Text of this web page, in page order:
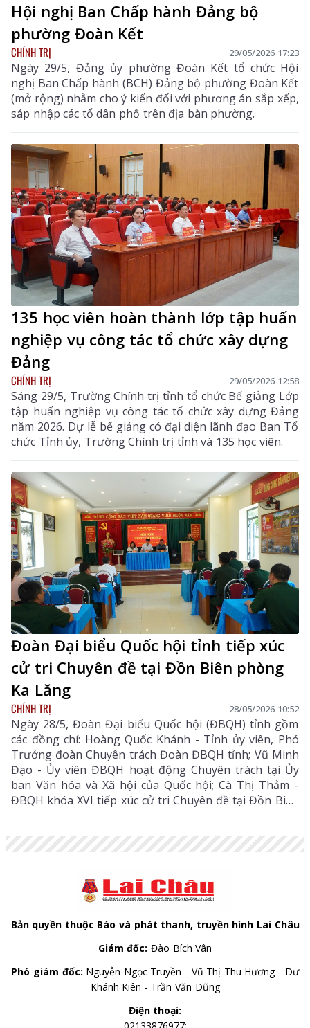
Hội nghị Ban Chấp hành Đảng bộ
phường Đoàn Kết
CHÍNH TRỊ 29/05/2026 17:23
Ngày 29/5, Đảng ủy phường Đoàn Kết tổ chức Hội
nghị Ban Chấp hành (BCH) Đảng bộ phường Đoàn Kết
(mở rộng) nhằm cho ý kiến đối với phương án sắp xếp,
sáp nhập các tổ dân phố trên địa bàn phường.
135 học viên hoàn thành lớp tập huấn
nghiệp vụ công tác tổ chức xây dựng
Đảng
CHÍNH TRỊ 29/05/2026 12:58
Sáng 29/5, Trường Chính trị tỉnh tổ chức Bế giảng Lớp
tập huấn nghiệp vụ công tác tổ chức xây dựng Đảng
năm 2026. Dự lễ bế giảng có đại diện lãnh đạo Ban Tổ
chức Tỉnh ủy, Trường Chính trị tỉnh và 135 học viên.
Đoàn Đại biểu Quốc hội tỉnh tiếp xúc
cử tri Chuyên đề tại Đồn Biên phòng
Ka Lăng
CHÍNH TRỊ 28/05/2026 10:52
Ngày 28/5, Đoàn Đại biểu Quốc hội (ĐBQH) tỉnh gồm
các đồng chí: Hoàng Quốc Khánh - Tỉnh ủy viên, Phó
Trưởng đoàn Chuyên trách Đoàn ĐBQH tỉnh; Vũ Minh
Đạo - Ủy viên ĐBQH hoạt động Chuyên trách tại Ủy
ban Văn hóa và Xã hội của Quốc hội; Cà Thị Thắm -
ĐBQH khóa XVI tiếp xúc cử tri Chuyên đề tại Đồn Biên
Bản quyền thuộc Báo và phát thanh, truyền hình Lai Châu
Giám đốc: Đào Bích Vân
Phó giám đốc: Nguyễn Ngọc Truyền - Vũ Thị Thu Hương - Dư
Khánh Kiên - Trần Văn Dũng
Điện thoại: